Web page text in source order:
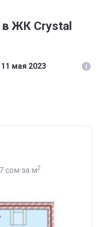
ЖК Crystal
11 мая 2023
сом за м2